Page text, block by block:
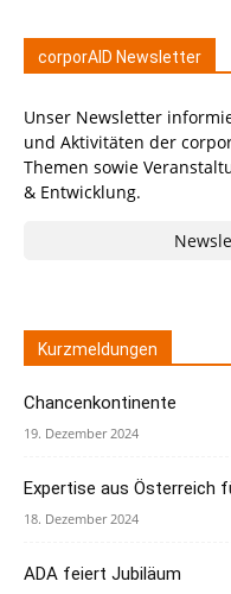
corporAID Newsletter
Unser Newsletter
und Aktivitäten der
Themen sowie
& Entwicklung.
Kurzmeldungen
Chancenkontinente
19. Dezember 2024
Expertise aus Österreich
18. Dezember 2024
ADA feiert Jubiläum